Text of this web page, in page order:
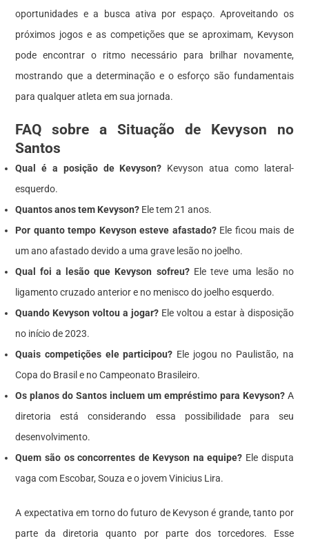
oportunidades e a busca ativa por espaço. Aproveitando os
próximos jogos e as competições que se aproximam, Kevyson
pode encontrar o ritmo necessário para brilhar novamente,
mostrando que a determinação e o esforço são fundamentais
para qualquer atleta em sua jornada.
FAQ sobre a Situação de Kevyson no
Santos
Qual é a posição de Kevyson? Kevyson atua como lateral-
esquerdo.
Quantos anos tem Kevyson? Ele tem 21 anos.
Por quanto tempo Kevyson esteve afastado?Ele ficou mais de
um ano afastado devido a uma grave lesão no joelho.
Qual foi a lesão que Kevyson sofreu?Ele teve uma lesão no
ligamento cruzado anterior e no menisco do joelho esquerdo.
Quando Kevyson voltou a jogar? Ele voltou a estar à disposição
no início de 2023.
Quais competições ele participou? Ele jogou no Paulistão, na
Copa do Brasil e no Campeonato Brasileiro.
Os planos do Santos incluem um empréstimo para Kevyson?A
diretoria está considerando essa possibilidade para seu
desenvolvimento.
Quem são os concorrentes de Kevyson na equipe? Ele disputa
vaga com Escobar, Souza e o jovem Vinicius Lira.
A expectativa em torno do futuro de Kevyson é grande, tanto por
parte da diretoria quanto por parte dos torcedores. Esse